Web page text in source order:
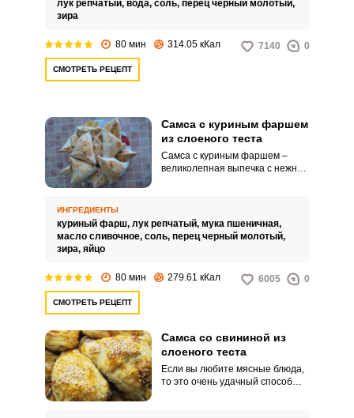
лук репчатый, вода, соль, перец черный молотый,
зира
80 мин 314.05 кКал 7140 0
СМОТРЕТЬ РЕЦЕПТ
Самса с куриным фаршем
из слоеного теста
Самса с куриным фаршем –
великолепная выпечка с нежной
ИНГРЕДИЕНТЫ
куриный фарш, лук репчатый, мука пшеничная,
масло сливочное, соль, перец черный молотый,
зира, яйцо
80 мин 279.61 кКал 6005 0
СМОТРЕТЬ РЕЦЕПТ
Самса со свининой из
слоеного теста
Если вы любите мясные блюда,
то это очень удачный способ
ВХОД НА САЙТ РЕГИСТРАЦИЯ
с помощью социальных сетей:
Запомнить меня